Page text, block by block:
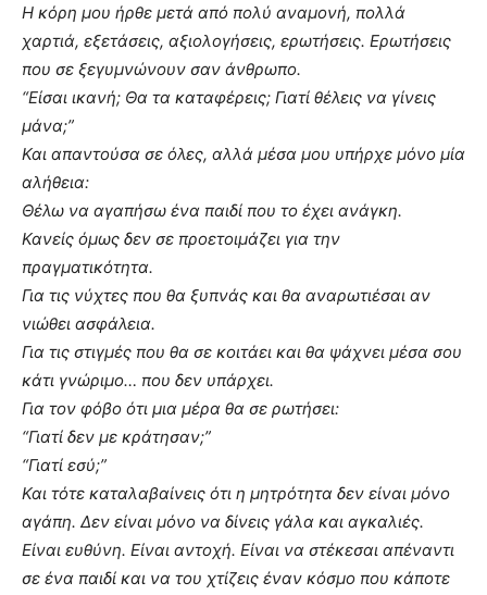
Η κόρη μου ήρθε μετά από πολύ αναμονή, πολλά
χαρτιά, εξετάσεις, αξιολογήσεις, ερωτήσεις. Ερωτήσεις
που σε ξεγυμνώνουν σαν άνθρωπο.
“Είσαι ικανή; Θα τα καταφέρεις; Γιατί θέλεις να γίνεις
μάνα;”
Και απαντούσα σε όλες, αλλά μέσα μου υπήρχε μόνο μία
αλήθεια:
Θέλω να αγαπήσω ένα παιδί που το έχει ανάγκη.
Κανείς όμως δεν σε προετοιμάζει για την
πραγματικότητα.
Για τις νύχτες που θα ξυπνάς και θα αναρωτιέσαι αν
νιώθει ασφάλεια.
Για τις στιγμές που θα σε κοιτάει και θα ψάχνει μέσα σου
κάτι γνώριμο… που δεν υπάρχει.
Για τον φόβο ότι μια μέρα θα σε ρωτήσει:
“Γιατί δεν με κράτησαν;”
“Γιατί εσύ;”
Και τότε καταλαβαίνεις ότι η μητρότητα δεν είναι μόνο
αγάπη. Δεν είναι μόνο να δίνεις γάλα και αγκαλιές.
Είναι ευθύνη. Είναι αντοχή. Είναι να στέκεσαι απέναντι
σε ένα παιδί και να του χτίζεις έναν κόσμο που κάποτε